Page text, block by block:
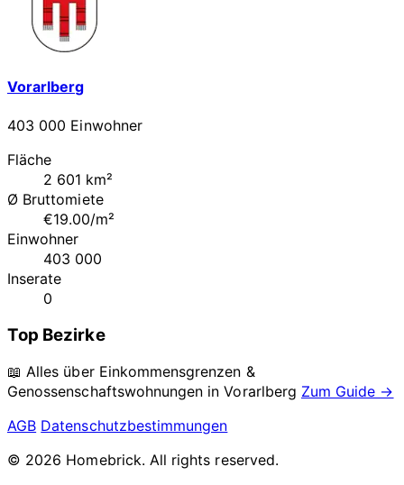
Vorarlberg
403 000 Einwohner
Fläche
2 601 km²
Ø Bruttomiete
€19.00/m²
Einwohner
403 000
Inserate
0
Top Bezirke
📖 Alles über Einkommensgrenzen &
Genossenschaftswohnungen inVorarlberg Zum Guide →
AGB Datenschutzbestimmungen
© 2026 Homebrick. All rights reserved.